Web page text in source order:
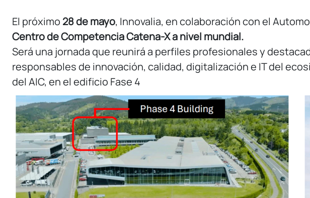
El próximo 28 de mayo, Innovalia, en colaboración con el
Centro de Competencia Catena-X anivel mundial.
Será una jornada que reunirá a perfiles profesionales y
responsables de innovación, calidad, digitalización e IT del
del AIC, en el edificio Fase 4